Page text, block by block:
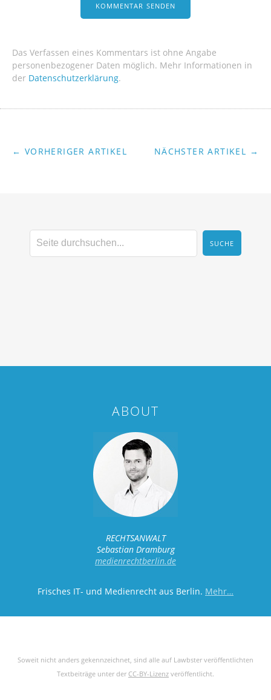
Das Verfassen eines Kommentars ist ohne Angabe
personenbezogener Daten möglich. Mehr Informationen in
der Datenschutzerklärung.
NÄCHSTER ARTIKEL →
← VORHERIGER ARTIKEL
ABOUT
RECHTSANWALT
Sebastian Dramburg
medienrechtberlin.de
Frisches IT- und Medienrecht aus Berlin. Mehr…
Soweit nicht anders gekennzeichnet, sind alle auf Lawbster veröffentlichten
Textbeiträge unter der CC-BY-Lizenz veröffentlicht.